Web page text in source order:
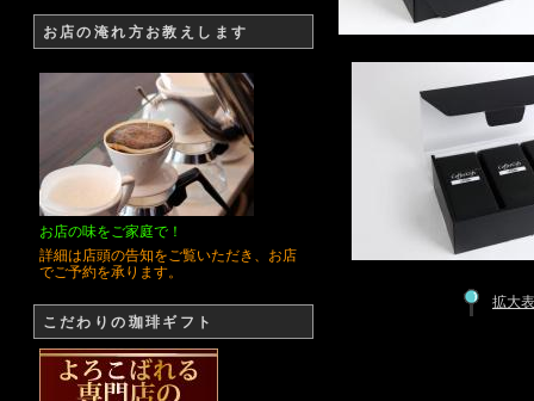
お店の淹れ方お教えします
お店の味をご家庭で！
詳細は店頭の告知をご覧いただき、お店
でご予約を承ります。
こだわりの珈琲ギフト
拡大